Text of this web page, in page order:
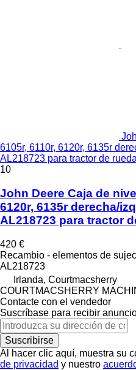
6105r, 6110r, 6120r, 6135r
AL218723 para tractor de
10
John Deere Caja de
6120r, 6135r derecha/
AL218723 para tractor
420 €
Recambio - elementos de
AL218723
Irlanda, Courtmacsherry
COURTMACSHERRY
Contacte con el vendedor
Suscríbase para recibir
Suscribirse
Al hacer clic aquí, muestra su
de privacidad y nuestro